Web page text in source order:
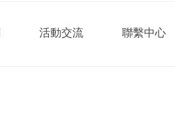
活動交流 聯繫中心